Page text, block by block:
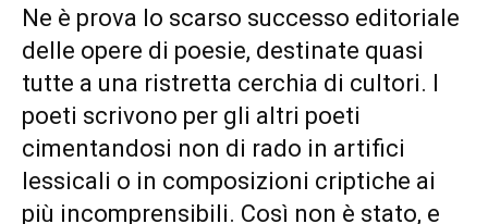
Ne è prova lo scarso successo editoriale
delle opere di poesie, destinate quasi
tutte a una ristretta cerchia di cultori. I
poeti scrivono per gli altri poeti
cimentandosi non di rado in artifici
lessicali o in composizioni criptiche ai
più incomprensibili. Così non è stato, e